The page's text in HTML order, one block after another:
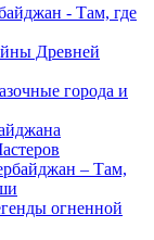
- Там, где
Древней
города и
– Там,
огненной